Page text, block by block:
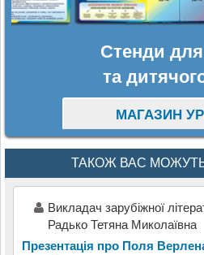
Стенди
та
МАГАЗИН
ТАКОЖ ВАС
Викладач зарубіжної
Радько Тетяна Миколаївна
Презентація про Поля